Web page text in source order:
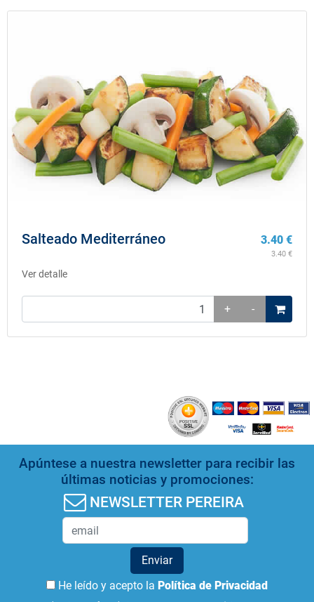
Salteado Mediterráneo 3.40 €
3.40 €
Ver detalle
+ -
Apúntese a nuestra newsletter para recibir las
últimas noticias y promociones:
NEWSLETTER PEREIRA
Enviar
He leído y acepto la Política de Privacidad